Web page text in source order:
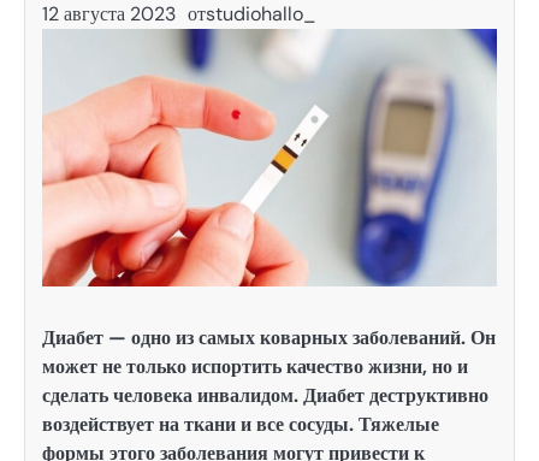
12 августа 2023 отstudiohallo_
Диабет — одно из самых коварных заболеваний. Он
может не только испортить качество жизни, но и
сделать человека инвалидом. Диабет деструктивно
воздействует на ткани и все сосуды. Тяжелые
формы этого заболевания могут привести к